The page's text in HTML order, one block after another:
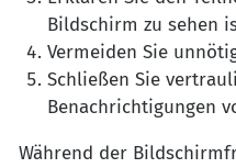
Bildschirm zu sehen
Vermeiden Sie
Schließen Sie
Benachrichtigungen
Während der